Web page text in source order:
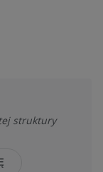
struktury